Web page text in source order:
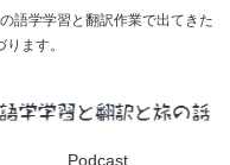
語学学習と翻訳作業で出てきた
ます。
Podcast